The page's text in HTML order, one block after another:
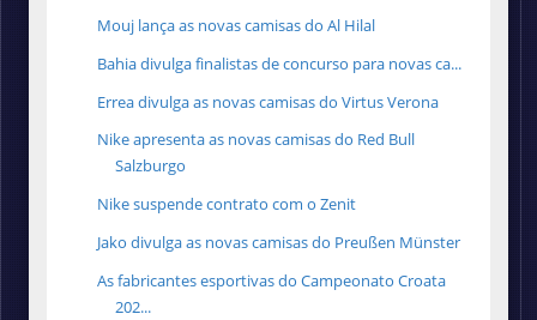
Mouj lança as novas camisas do Al Hilal
Bahia divulga finalistas de concurso para novas ca...
Errea divulga as novas camisas do Virtus Verona
Nike apresenta as novas camisas do Red Bull
Salzburgo
Nike suspende contrato com o Zenit
Jako divulga as novas camisas do Preußen Münster
As fabricantes esportivas do Campeonato Croata
202...